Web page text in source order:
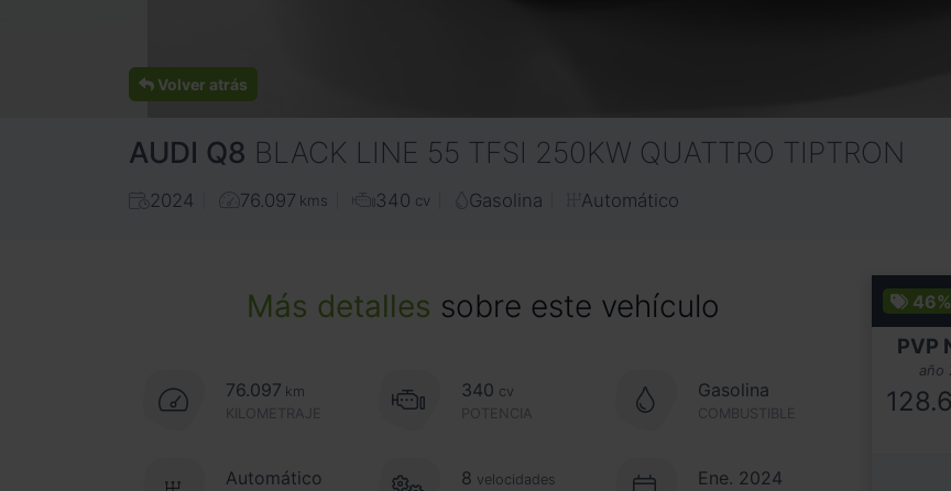
Volver atrás
AUDI Q8 BLACK LINE 55 TFSI 250KW QUATTRO TIPTRON
2024 76.097 kms 340 cv Gasolina Automático
Más detalles sobre este vehículo
76.097 km
KILOMETRAJE
340 cv
POTENCIA
Gasolina
COMBUSTIBLE
Automático 8 velocidades Ene. 2024
46%
PVP
año